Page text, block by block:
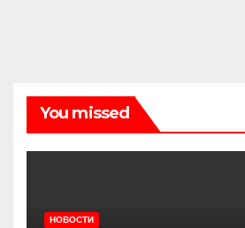
You missed
НОВОСТИ